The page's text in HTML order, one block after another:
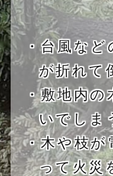
・台風な
が折れて
・敷地内
いでしま
・木や枝
って火災